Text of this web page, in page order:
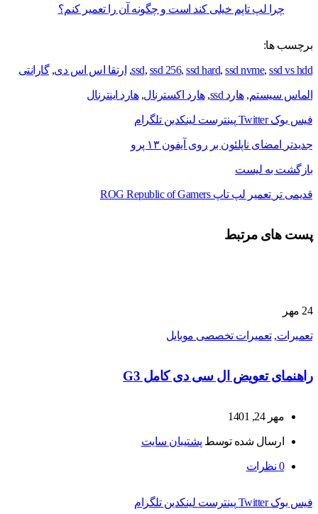
چرا لپ تاپم خیلی کند است و چگونه آن را تعمیر کنم؟
برچسب ها:
ssd, ssd 256, ssd hard, ssd nvme, ssd vs hdd
, ارتقا اس اس دی,گارانتی
الماس سیستم,هارد ssd ,هارد اکسترنال,هارد اینترنال
فیس بوک Twitter پینترست لینکدین تلگرام
جدیدتر امضای ناپلئون بر روی آیفون ۱۳ پرو
بازگشت به لیست
قدیمی تر تعمیر لپ تاپ ROG Republic of Gamers
پست های مرتبط
24 مهر
تعمیرات,تعمیرات تخصصی موبایل
راهنمای تعویض ال سی دی کامل G3
مهر 24, 1401
ارسال شده توسط پشتیبان سایت
0 نظرات
فیس بوک Twitter پینترست لینکدین تلگرام